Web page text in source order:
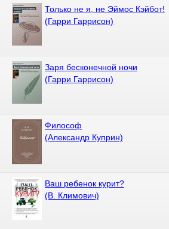
Только не я, не Эймос Кэйбот!
(Гарри Гаррисон)
Заря бесконечной ночи
(Гарри Гаррисон)
Философ
(Александр Куприн)
Ваш ребенок курит?
(В. Климович)